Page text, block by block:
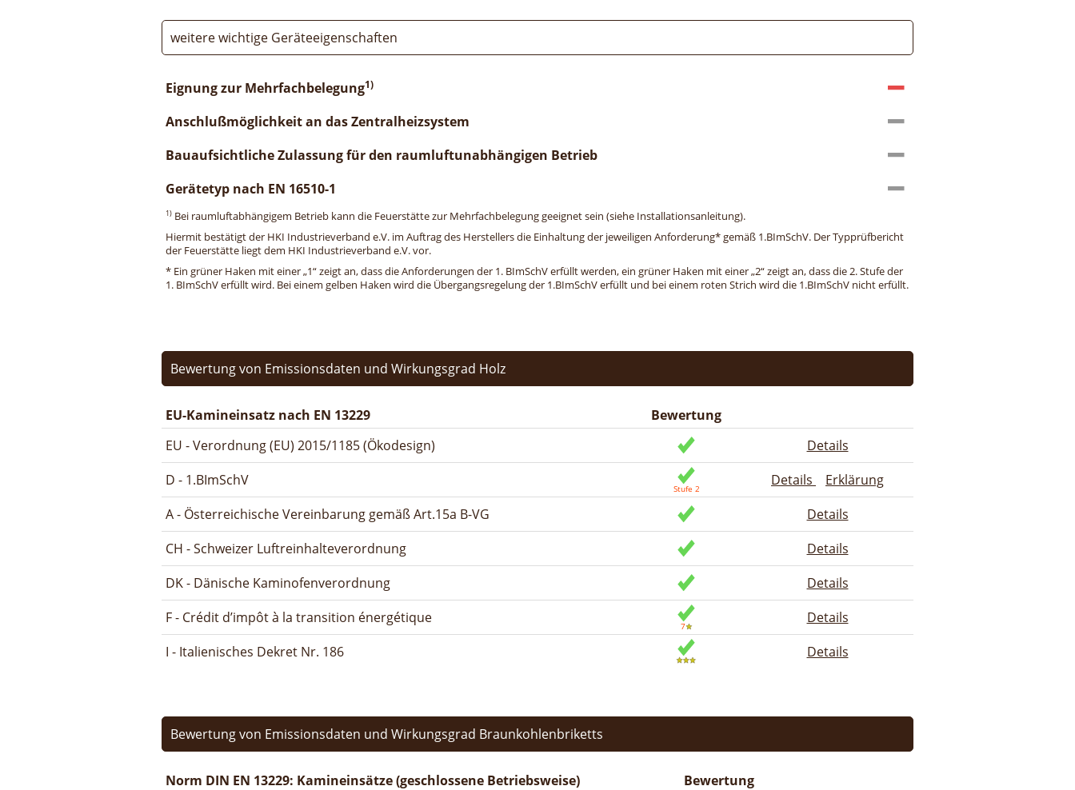
weitere wichtige Geräteeigenschaften
Eignung zur Mehrfachbelegung1)
Anschlußmöglichkeit an das Zentralheizsystem
Bauaufsichtliche Zulassung für den raumluftunabhängigen Betrieb
Gerätetyp nach EN 16510-1
1) Bei raumluftabhängigem Betrieb kann die Feuerstätte zur Mehrfachbelegung geeignet sein (siehe Installationsanleitung).
Hiermit bestätigt der HKI Industrieverband e.V. im Auftrag des Herstellers die Einhaltung der jeweiligen Anforderung* gemäß 1.BImSchV. Der Typprüfbericht
der Feuerstätte liegt dem HKI Industrieverband e.V. vor.
* Ein grüner Haken mit einer „1“ zeigt an, dass die Anforderungen der 1. BImSchV erfüllt werden, ein grüner Haken mit einer „2“ zeigt an, dass die 2. Stufe der
1. BImSchV erfüllt wird. Bei einem gelben Haken wird die Übergangsregelung der 1.BImSchV erfüllt und bei einem roten Strich wird die 1.BImSchV nicht erfüllt.
Bewertung von Emissionsdaten und Wirkungsgrad Holz
EU-Kamineinsatz nach EN 13229
Bewertung
EU - Verordnung (EU) 2015/1185 (Ökodesign)
Details
D - 1.BImSchV
Details
Erklärung
A - Österreichische Vereinbarung gemäß Art.15a B-VG
Details
CH - Schweizer Luftreinhalteverordnung
Details
DK - Dänische Kaminofenverordnung
Details
F - Crédit d’impôt à la transition énergétique
Details
I - Italienisches Dekret Nr. 186
Details
Bewertung von Emissionsdaten und Wirkungsgrad Braunkohlenbriketts
Norm DIN EN 13229: Kamineinsätze (geschlossene Betriebsweise)
Bewertung